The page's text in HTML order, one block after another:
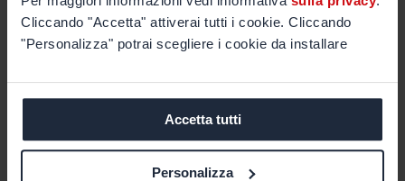
Cliccando "Accetta" attiverai tutti i cookie. Cliccando
"Personalizza" potrai scegliere i cookie da installare
Accetta tutti
Personalizza